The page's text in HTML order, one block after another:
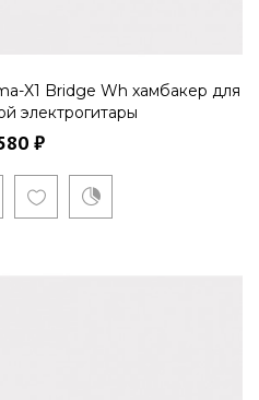
X1 Bridge Wh хамбакер для
электрогитары
₽